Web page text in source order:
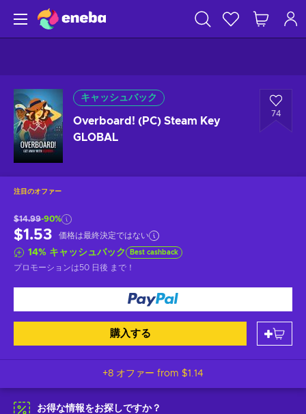
キャッシュバック
Overboard! (PC) Steam Key
GLOBAL
74
注目のオファー
$14.99-90%
$1.53 価格は最終決定ではない
14% キャッシュバック Best cashback
プロモーションは50 日後 まで！
購入する
+8 オファー from $1.14
お得な情報をお探しですか？